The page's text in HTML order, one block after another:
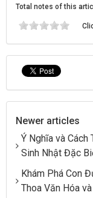
Total notes of this
Newer articles
Ý Nghĩa và Cách
Sinh Nhật Đặc
Khám Phá Con
Thoa Văn Hóa